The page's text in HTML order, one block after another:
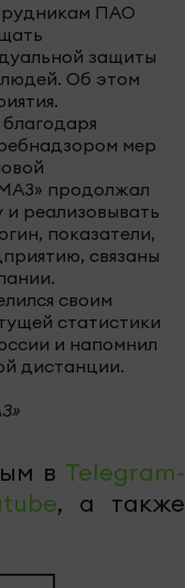
ПАО
защиты
людей. Об этом
благодаря
мер
продолжал
и реализовывать
показатели,
связаны
своим
статистики
и напомнил
дистанции.
в Telegram-
, а также